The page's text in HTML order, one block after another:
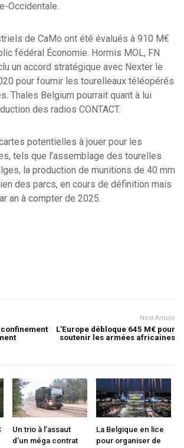
Occidentale.
de CaMo ont été évalués à 910 M€
fédéral Économie. Hormis MOL, FN
un accord stratégique avec Nexter le
pour fournir les tourelleaux téléopérés
Thales Belgium pourrait quant à lui
des radios CONTACT.
potentielles à jouer pour les
tels que l’assemblage des tourelles
la production de munitions de 40 mm
des parcs, en cours de définition mais
an à compter de 2025.
confinement
Next Article
L’Europe débloque 645 M€ pour
soutenir les armées africaines
Un trio à l’assaut
d’un méga contrat
La Belgique en lice
pour organiser de